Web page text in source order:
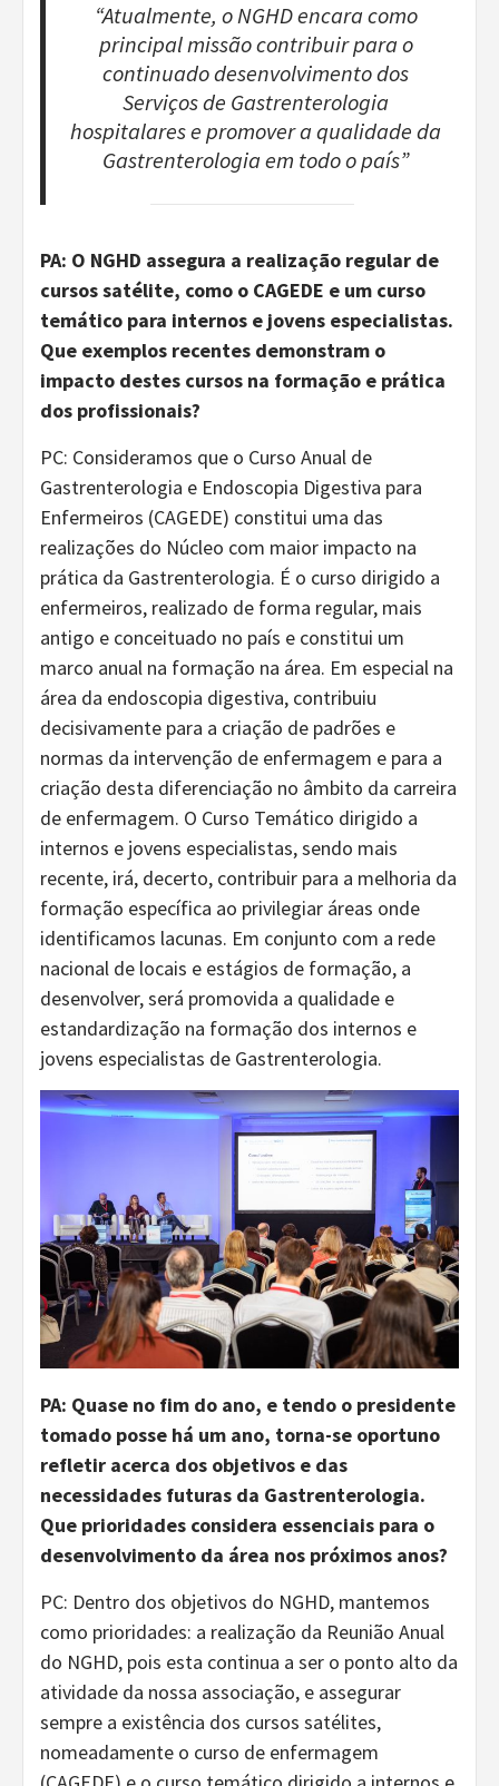
“Atualmente, o NGHD encara como
principal missão contribuir para o
continuado desenvolvimento dos
Serviços de Gastrenterologia
hospitalares e promover a qualidade da
Gastrenterologia em todo o país”
PA: O NGHD assegura a realização regular de
cursos satélite, como o CAGEDE e um curso
temático para internos e jovens especialistas.
Que exemplos recentes demonstram o
impacto destes cursos na formação e prática
dos profissionais?
PC: Consideramos que o Curso Anual de
Gastrenterologia e Endoscopia Digestiva para
Enfermeiros (CAGEDE) constitui uma das
realizações do Núcleo com maior impacto na
prática da Gastrenterologia. É o curso dirigido a
enfermeiros, realizado de forma regular, mais
antigo e conceituado no país e constitui um
marco anual na formação na área. Em especial na
área da endoscopia digestiva, contribuiu
decisivamente para a criação de padrões e
normas da intervenção de enfermagem e para a
criação desta diferenciação no âmbito da carreira
de enfermagem. O Curso Temático dirigido a
internos e jovens especialistas, sendo mais
recente, irá, decerto, contribuir para a melhoria da
formação específica ao privilegiar áreas onde
identificamos lacunas. Em conjunto com a rede
nacional de locais e estágios de formação, a
desenvolver, será promovida a qualidade e
estandardização na formação dos internos e
jovens especialistas de Gastrenterologia.
PA: Quase no fim do ano, e tendo o presidente
tomado posse há um ano, torna-se oportuno
refletir acerca dos objetivos e das
necessidades futuras da Gastrenterologia.
Que prioridades considera essenciais para o
desenvolvimento da área nos próximos anos?
PC: Dentro dos objetivos do NGHD, mantemos
como prioridades: a realização da Reunião Anual
do NGHD, pois esta continua a ser o ponto alto da
atividade da nossa associação, e assegurar
sempre a existência dos cursos satélites,
nomeadamente o curso de enfermagem